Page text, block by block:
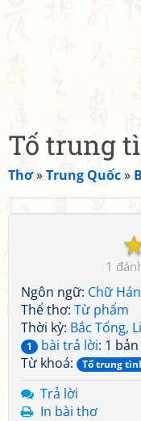
Tố trung
Thơ»Trung Quốc»
1
Ngôn ngữ: Chữ Hán
Thể thơ: Từ phẩm
Thời kỳ: Bắc Tống,
1 bài trả lời: 1
Từ khoá:
Tố trung
Trả lời
In bài thơ